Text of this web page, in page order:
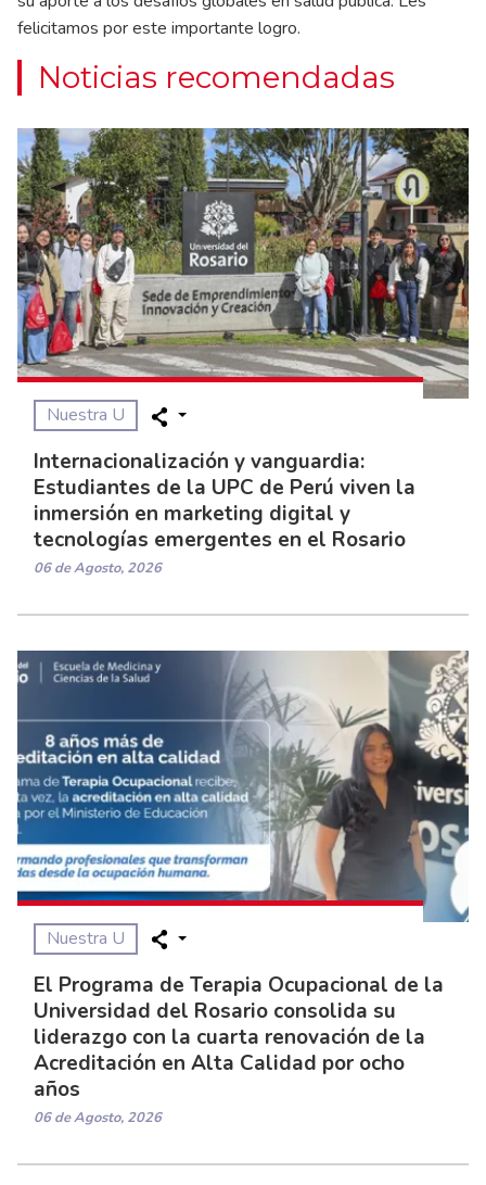
felicitamos por este importante logro.
Noticias recomendadas
Nuestra U
Internacionalización y vanguardia:
Estudiantes de la UPC de Perú viven la
inmersión en marketing digital y
tecnologías emergentes en el Rosario
06 de Agosto, 2026
Nuestra U
El Programa de Terapia Ocupacional de la
Universidad del Rosario consolida su
liderazgo con la cuarta renovación de la
Acreditación en Alta Calidad por ocho
años
06 de Agosto, 2026